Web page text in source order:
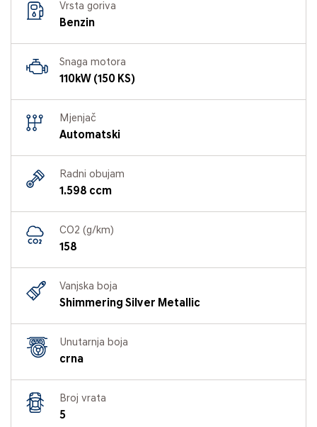
Vrsta goriva
Benzin
Snaga motora
110kW (150 KS)
Mjenjač
Automatski
Radni obujam
1.598 ccm
CO2 (g/km)
158
Vanjska boja
Shimmering Silver Metallic
Unutarnja boja
crna
Broj vrata
5